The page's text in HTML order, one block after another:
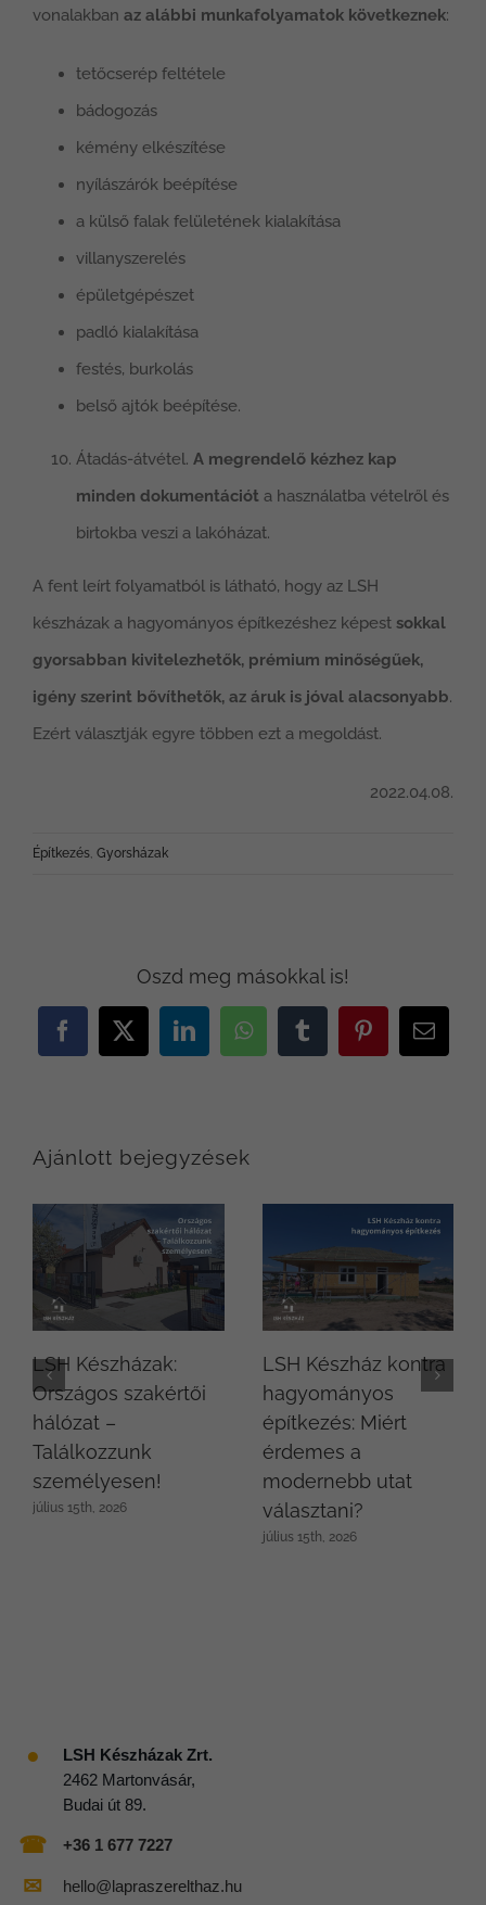
vonalakban az alábbi munkafolyamatok következnek:
tetőcserép feltétele
bádogozás
kémény elkészítése
nyílászárók beépítése
a külső falak felületének kialakítása
villanyszerelés
épületgépészet
padló kialakítása
festés, burkolás
belső ajtók beépítése.
Átadás-átvétel. A megrendelő kézhez kap
minden dokumentációt a használatba vételről és
birtokba veszi a lakóházat.
A fent leírt folyamatból is látható, hogy az LSH
készházak a hagyományos építkezéshez képest sokkal
gyorsabban kivitelezhetők, prémium minőségűek,
igény szerint bővíthetők, az áruk is jóval alacsonyabb.
Ezért választják egyre többen ezt a megoldást.
2022.04.08.
Építkezés Gyorsházak
Oszd meg másokkal is!
Facebook
X LinkedInWhatsAppTumblrPinterestEmail:
Ajánlott bejegyzések
LSH Készházak:
Országos szakértői
hálózat –
Találkozzunk
személyesen!
július 15th, 2026
LSH Készház kontra
hagyományos
építkezés: Miért
érdemes a
modernebb utat
választani?
július 15th, 2026
●
LSH Készházak Zrt.
2462 Martonvásár,
Budai út 89.
☎ +36 1 677 7227
✉ hello@lapraszerelthaz.hu